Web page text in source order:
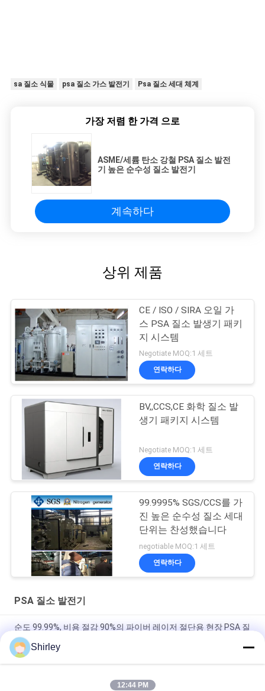
sa 질소 식물 psa 질소 가스 발전기 Psa 질소 세대 체계
가장 저렴 한 가격 으로
ASME/세륨 탄소 강철 PSA 질소 발전
기 높은 순수성 질소 발전기
계속하다
상위 제품
CE / ISO / SIRA 오일 가
스 PSA 질소 발생기 패키
지 시스템
Negotiate MOQ:1 세트
연락하다
BV,,CCS,CE 화학 질소 발
생기 패키지 시스템
Negotiate MOQ:1 세트
연락하다
99.9995% SGS/CCS를 가
진 높은 순수성 질소 세대
단위는 찬성했습니다
negotiable MOQ:1 세트
연락하다
PSA 질소 발전기
순도 99.99%, 비용 절감 90%의 파이버 레이저 절단용 현장 PSA 질
소 발생기
현명한 사이즈 가지고 다닐 수 있는 PSA 질소 가스 플랜트 자동화
Shirley
12:44 PM